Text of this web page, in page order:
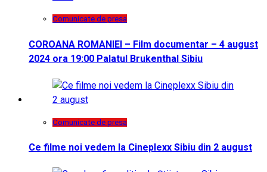
Comunicate de presa
COROANA ROMANIEI – Film documentar – 4 august
2024 ora 19:00 Palatul Brukenthal Sibiu
Comunicate de presa
Ce filme noi vedem la Cineplexx Sibiu din 2 august